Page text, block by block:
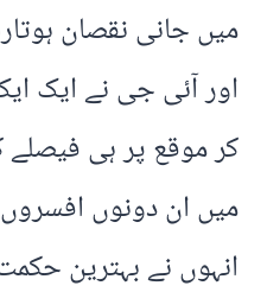
میں جانی نقصان
اور آئی جی نے ایک
کر موقع پر ہی فیصلے
میں ان دونوں
انہوں نے بہترین